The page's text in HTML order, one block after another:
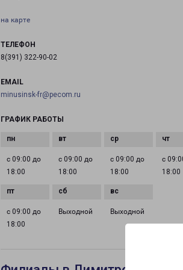
на карте
ТЕЛЕФОН
8(391) 322-90-02
EMAIL
minusinsk-fr@pecom.ru
ГРАФИК РАБОТЫ
с 09:00 до
18:00
с 09:00 до
18:00
с 09:00 до
18:00
с
18:00
с 09:00 до
18:00
Выходной Выходной